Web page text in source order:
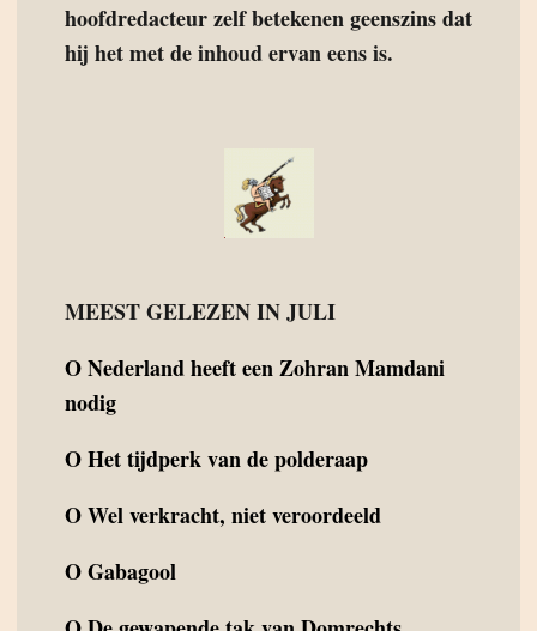
hoofdredacteur zelf betekenen geenszins dat
hij het met de inhoud ervan eens is.
MEEST GELEZEN IN JULI
ONederland heeft een Zohran Mamdani
nodig
OHet tijdperk van de polderaap
OWel verkracht, niet veroordeeld
OGabagool